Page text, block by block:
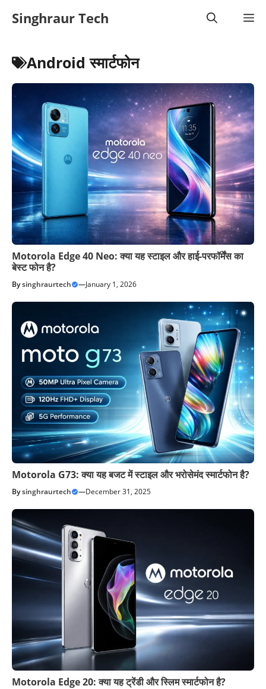
Singhraur Tech
Android स्मार्टफोन
Motorola Edge 40 Neo: क्या यह स्टाइल और हाई-परफॉर्मेंस का
बेस्ट फोन है?
Bysinghraurtech —January 1, 2026
Motorola G73: क्या यह बजट में स्टाइल और भरोसेमंद स्मार्टफोन है?
Bysinghraurtech —December 31, 2025
Motorola Edge 20: क्या यह ट्रेंडी और स्लिम स्मार्टफोन है?